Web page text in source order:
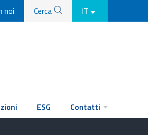
noi Cerca IT
ESG Contatti